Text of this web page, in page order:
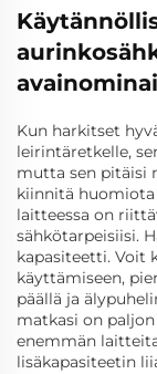
Kun harkitset
leirintäretkelle,
mutta sen pitäisi
kiinnitä
laitteessa on
sähkötarpeisiisi.
kapasiteetti. Voit
käyttämiseen,
päällä ja
matkasi on
enemmän
lisäkapasiteetin